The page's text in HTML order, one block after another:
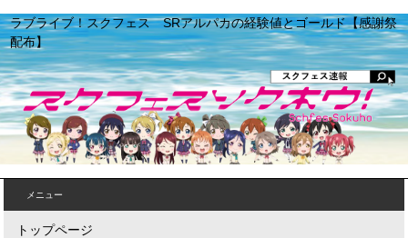
ラブライブ！スクフェス SRアルパカの経験値とゴールド【感謝祭
配布】
メニュー
トップページ